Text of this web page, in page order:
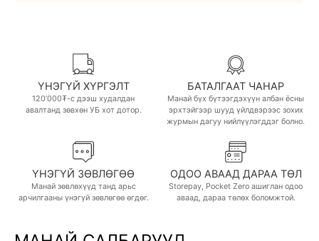
ҮНЭГҮЙ ХҮРГЭЛТ
120’000₮-с дээш худалдан
авалтанд зөвхөн УБ хот дотор.
БАТАЛГААТ ЧАНАР
Манай бүх бүтээгдэхүүн албан ёсны
эрхтэйгээр шууд үйлдвэрээс зохих
журмын дагуу нийлүүлэгддэг болно.
ҮНЭГҮЙ ЗӨВЛӨГӨӨ
Манай зөвлөхүүд танд арьс
арчилгааны үнэгүй зөвлөгөө өгдөг.
ОДОО АВААД ДАРАА ТӨЛ
Storepay, Pocket Zero ашиглан одоо
аваад, дараа төлөх боломжтой.